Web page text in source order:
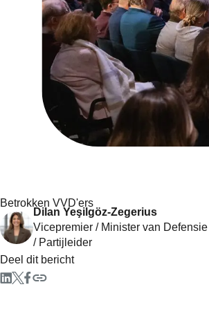
Betrokken VVD'ers
Dilan Yeşilgöz-Zegerius
Vicepremier / Minister van Defensie
/ Partijleider
Deel dit bericht